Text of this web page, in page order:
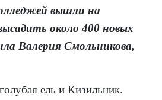
вышли на
около 400 новых
Валерия Смольникова,
ель и Кизильник.